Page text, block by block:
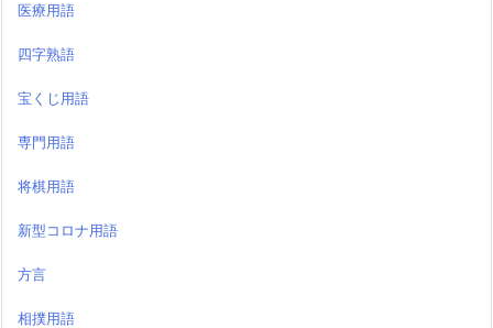
医療用語
四字熟語
宝くじ用語
専門用語
将棋用語
新型コロナ用語
方言
相撲用語